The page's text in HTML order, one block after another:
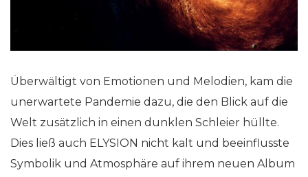
Überwältigt von Emotionen und Melodien, kam die
unerwartete Pandemie dazu, die den Blick auf die
Welt zusätzlich in einen dunklen Schleier hüllte.
Dies ließ auch ELYSION nicht kalt und beeinflusste
Symbolik und Atmosphäre auf ihrem neuen Album